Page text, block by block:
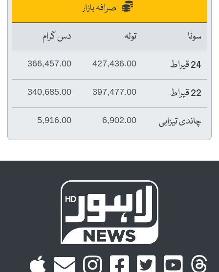
صرافہ بازار
سونا
تولہ
دس گرام
24 قیراط
427,436.00
366,457.00
22 قیراط 397,477.00
340,685.00
چاندی تیزابی 6,902.00
5,916.00